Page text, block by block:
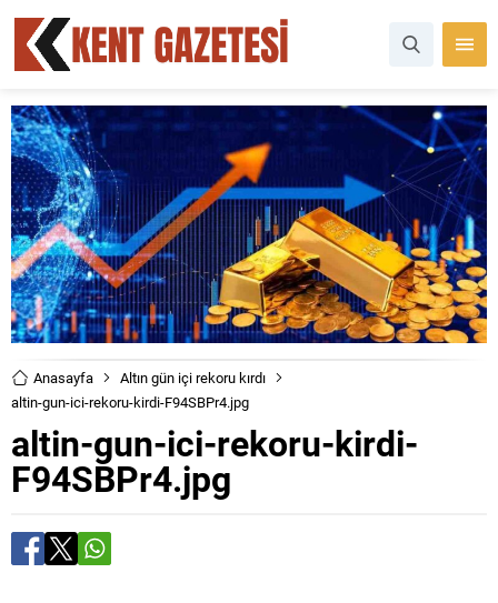
Anasayfa
Altın gün içi rekoru kırdı
altin-gun-ici-rekoru-kirdi-F94SBPr4.jpg
altin-gun-ici-rekoru-kirdi-
F94SBPr4.jpg